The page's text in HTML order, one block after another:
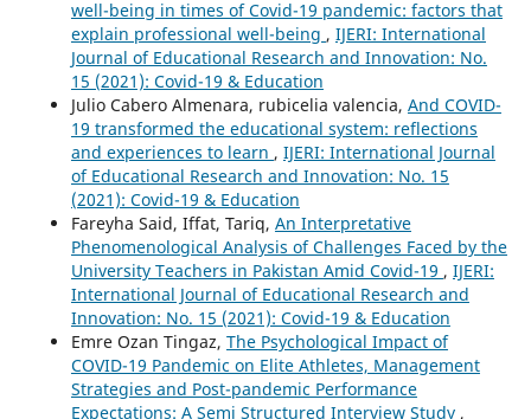
well-being in times of Covid-19 pandemic: factors that
explain professional well-being , IJERI: International
Journal of Educational Research and Innovation: No.
15 (2021): Covid-19 & Education
Julio Cabero Almenara, rubicelia valencia, And COVID-
19 transformed the educational system: reflections
and experiences to learn , IJERI: International Journal
of Educational Research and Innovation: No. 15
(2021): Covid-19 & Education
Fareyha Said, Iffat, Tariq, An Interpretative
Phenomenological Analysis of Challenges Faced by the
University Teachers in Pakistan Amid Covid-19 , IJERI:
International Journal of Educational Research and
Innovation: No. 15 (2021): Covid-19 & Education
Emre Ozan Tingaz, The Psychological Impact of
COVID-19 Pandemic on Elite Athletes, Management
Strategies and Post-pandemic Performance
Expectations: A Semi Structured Interview Study ,